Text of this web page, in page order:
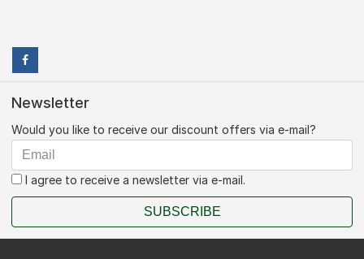
Newsletter
Would you like to receive our discount offers via e-mail?
I agree to receive a newsletter via e-mail.
SUBSCRIBE